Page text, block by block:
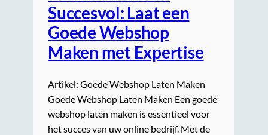
Succesvol: Laat een
Goede Webshop
Maken met Expertise
Artikel: Goede Webshop Laten Maken
Goede Webshop Laten Maken Een goede
webshop laten maken is essentieel voor
het succes van uw online bedrijf. Met de